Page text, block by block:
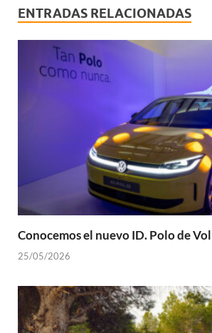
ENTRADAS RELACIONADAS
Conocemos el nuevo ID. Polo de
25/05/2026